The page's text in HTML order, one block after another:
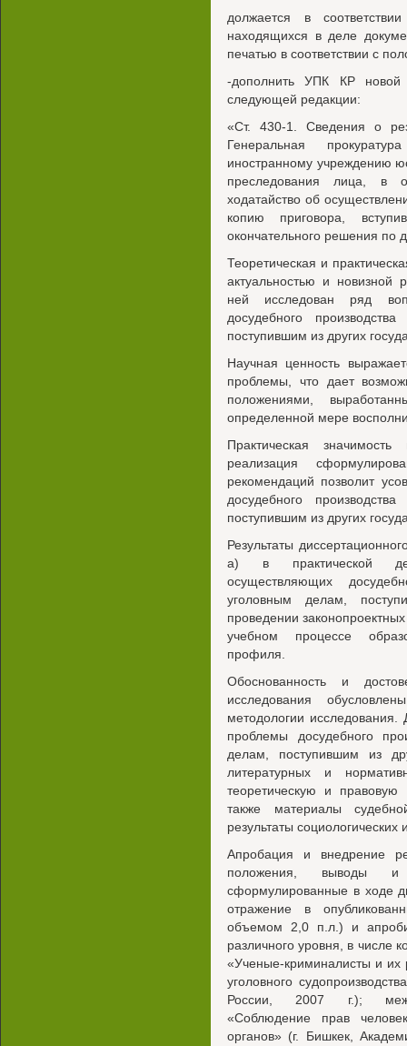
должается в
находящихся в деле
печатью в соответствии с
-дополнить УПК КР
следующей редакции:
«Ст. 430-1. Сведения о
Генеральная
иностранному учреждению
преследования лица, в
ходатайство об
копию приговора,
окончательного решения по
Теоретическая и
актуальностью и новизной
ней исследован ряд
досудебного
поступившим из других
Научная ценность
проблемы, что дает
положениями,
определенной мере
Практическая
реализация
рекомендаций позволит
досудебного
поступившим из других
Результаты
а) в практической
осуществляющих
уголовным делам,
проведении
учебном процессе
профиля.
Обоснованность и
исследования
методологии исследования.
проблемы досудебного
делам, поступившим из
литературных и
теоретическую и правовую
также материалы
результаты социологических
Апробация и внедрение
положения, выводы и
сформулированные в ходе
отражение в
объемом 2,0 п.л.) и
различного уровня, в числе
«Ученые-криминалисты и их
уголовного
России, 2007 г.);
«Соблюдение прав
органов» (г. Бишкек,